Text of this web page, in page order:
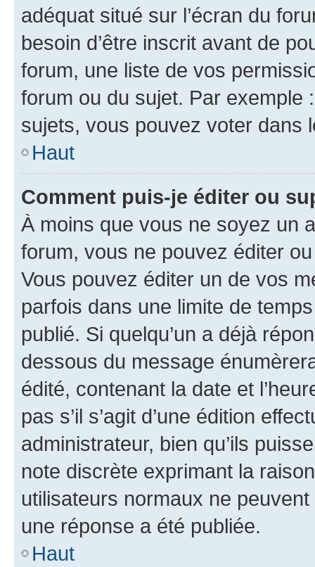
adéquat situé sur l’écran du
besoin d’être inscrit avant de
forum, une liste de vos
forum ou du sujet. Par exemple
sujets, vous pouvez voter dans
Haut
Comment puis-je éditer ou
À moins que vous ne soyez un
forum, vous ne pouvez éditer
Vous pouvez éditer un de vos
parfois dans une limite de
publié. Si quelqu’un a déjà
dessous du message
édité, contenant la date et
pas s’il s’agit d’une édition
administrateur, bien qu’ils
note discrète exprimant la
utilisateurs normaux ne
une réponse a été publiée.
Haut